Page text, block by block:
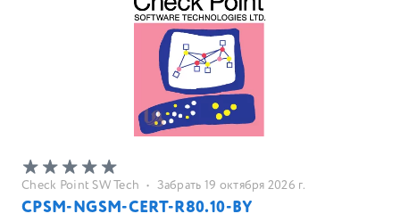
Check Point SW Tech • Забрать 19 октября 2026 г.
CPSM-NGSM-CERT-R80.10-BY